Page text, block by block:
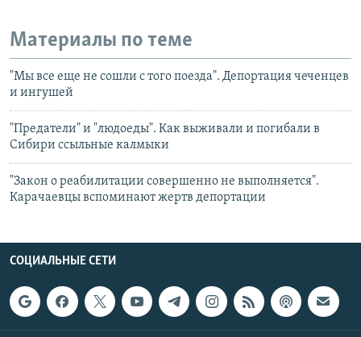
Материалы по теме
"Мы все еще не сошли с того поезда". Депортация чеченцев
и ингушей
"Предатели" и "людоеды". Как выживали и погибали в
Сибири ссыльные калмыки
"Закон о реабилитации совершенно не выполняется".
Карачаевцы вспоминают жертв депортации
СОЦИАЛЬНЫЕ СЕТИ